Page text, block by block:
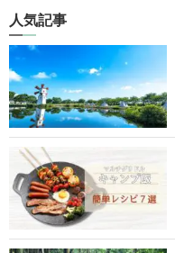
人気記事